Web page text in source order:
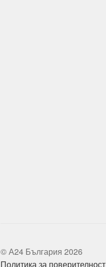
© А24 България 2026
Политика за поверителност